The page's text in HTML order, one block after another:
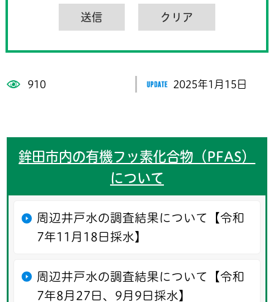
910 2025年1月15日
鉾田市内の有機フッ素化合物（PFAS）
について
周辺井戸水の調査結果について【令和
7年11月18日採水】
周辺井戸水の調査結果について【令和
7年8月27日、9月9日採水】